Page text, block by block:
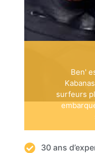
Ben'
surfeurs
30 ans